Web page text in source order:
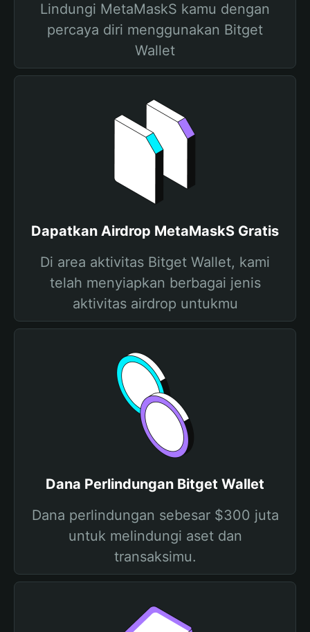
Lindungi MetaMaskS kamu dengan
percaya diri menggunakan Bitget
Wallet
Dapatkan Airdrop MetaMaskS Gratis
Di area aktivitas Bitget Wallet, kami
telah menyiapkan berbagai jenis
aktivitas airdrop untukmu
Dana Perlindungan Bitget Wallet
Dana perlindungan sebesar $300 juta
untuk melindungi aset dan
transaksimu.